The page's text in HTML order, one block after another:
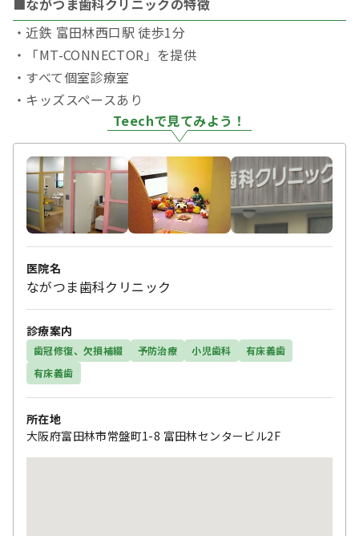
■ながつま歯科クリニックの特徴
・近鉄 富田林西口駅 徒歩1分
・「MT-CONNECTOR」を提供
・すべて個室診療室
・キッズスペースあり
Teechで見てみよう！
医院名
ながつま歯科クリニック
診療案内
歯冠修復、欠損補綴 予防治療 小児歯科
有床義歯
有床義歯
所在地
大阪府富田林市常盤町1-8 富田林センタービル2F